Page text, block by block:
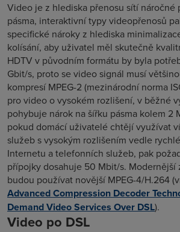
Video je z hlediska přenosu sítí náročné
pásma, interaktivní typy videopřenosů
specifické nároky z hlediska
kolísání, aby uživatel měl skutečně
HDTV v původním formátu by byla
Gbit/s, proto se video signál musí
kompresí MPEG-2 (mezinárodní norma
pro video o vysokém rozlišení, v běžné
pohybuje nárok na šířku pásma kolem 2
pokud domácí uživatelé chtějí využívat
služeb s vysokým rozlišením vedle
Internetu a telefonních služeb, pak
přípojky dosahuje 50 Mbit/s. Modernější
budou používat novější MPEG-4/H.264
Advanced Compression Decoder
Demand Video Services Over DSL).
Video po DSL